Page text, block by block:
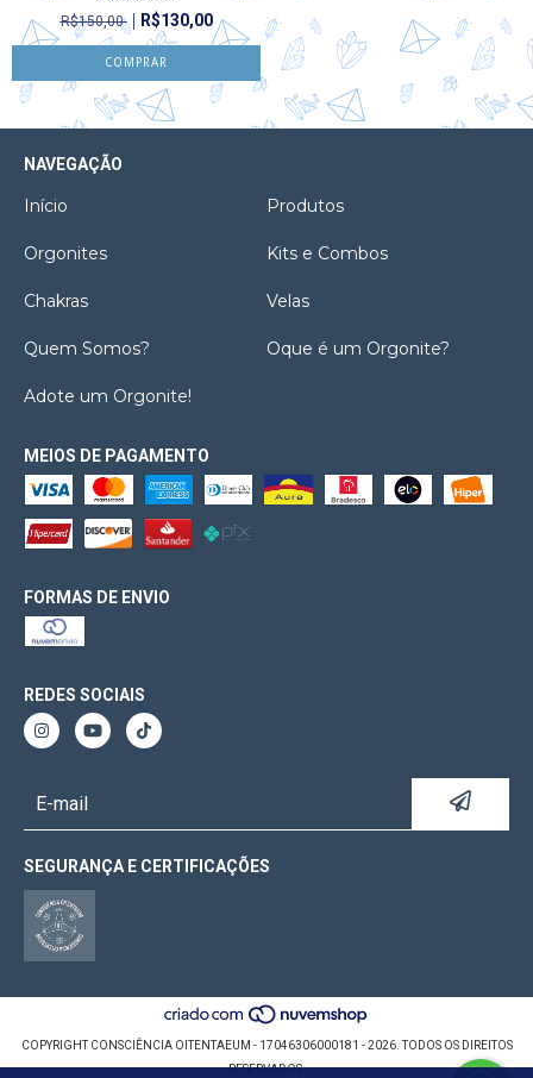
R$150,00 R$130,00
NAVEGAÇÃO
Início Produtos
Orgonites Kits e Combos
Chakras Velas
Quem Somos? Oque é um Orgonite?
Adote um Orgonite!
MEIOS DE PAGAMENTO
FORMAS DE ENVIO
REDES SOCIAIS
SEGURANÇA E CERTIFICAÇÕES
COPYRIGHT CONSCIÊNCIA OITENTAEUM - 17046306000181 - 2026. TODOS OS DIREITOS
RESERVADOS.